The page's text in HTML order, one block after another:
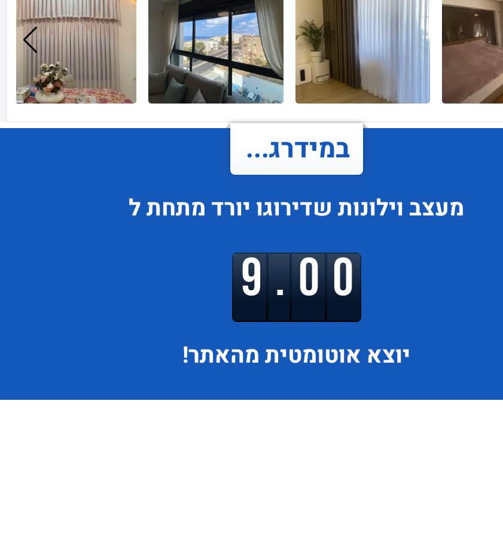
במידרג...
מעצב וילונות שדירוגו יורד מתחת ל
9.00
יוצא אוטומטית מהאתר!